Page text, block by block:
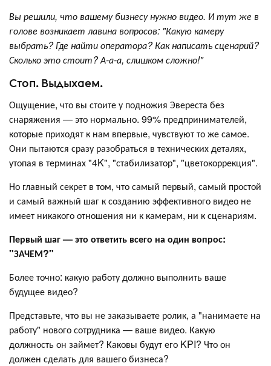
Вы решили, что вашему бизнесу нужно видео. И тут же в
голове возникает лавина вопросов: "Какую камеру
выбрать? Где найти оператора? Как написать сценарий?
Сколько это стоит? А-а-а, слишком сложно!"
Стоп. Выдыхаем.
Ощущение, что вы стоите у подножия Эвереста без
снаряжения — это нормально. 99% предпринимателей,
которые приходят к нам впервые, чувствуют то же самое.
Они пытаются сразу разобраться в технических деталях,
утопая в терминах "4K", "стабилизатор", "цветокоррекция".
Но главный секрет в том, что самый первый, самый простой
и самый важный шаг к созданию эффективного видео не
имеет никакого отношения ни к камерам, ни к сценариям.
Первый шаг — это ответить всего на один вопрос:
"ЗАЧЕМ?"
Более точно: какую работу должно выполнить ваше
будущее видео?
Представьте, что вы не заказываете ролик, а "нанимаете на
работу" нового сотрудника — ваше видео. Какую
должность он займет? Каковы будут его KPI? Что он
должен сделать для вашего бизнеса?